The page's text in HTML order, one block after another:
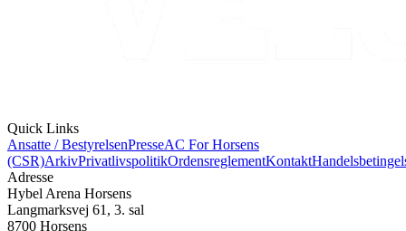
Quick Links
Ansatte / BestyrelsenPresseAC For Horsens
(CSR)ArkivPrivatlivspolitikOrdensreglementKontakt
Adresse
Hybel Arena Horsens
Langmarksvej 61, 3. sal
8700 Horsens